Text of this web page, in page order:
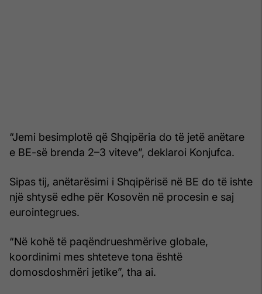
“Jemi besimplotë që Shqipëria do të jetë anëtare
e BE-së brenda 2–3 viteve”, deklaroi Konjufca.
Sipas tij, anëtarësimi i Shqipërisë në BE do të ishte
një shtysë edhe për Kosovën në procesin e saj
eurointegrues.
“Në kohë të paqëndrueshmërive globale,
koordinimi mes shteteve tona është
domosdoshmëri jetike”, tha ai.